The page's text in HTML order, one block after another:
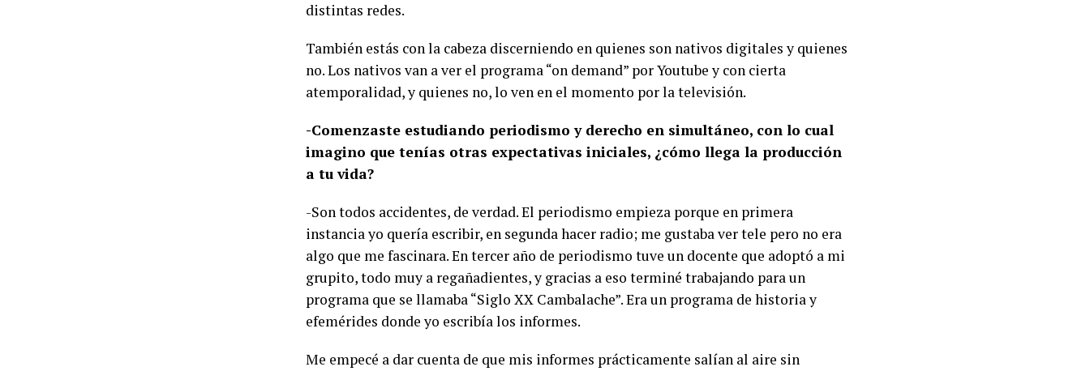
distintas redes.
También estás con la cabeza discerniendo en quienes son nativos digitales y quienes
no. Los nativos van a ver el programa “on demand” por Youtube y con cierta
atemporalidad, y quienes no, lo ven en el momento por la televisión.
-Comenzaste estudiando periodismo y derecho en simultáneo, con lo cual
imagino que tenías otras expectativas iniciales, ¿cómo llega la producción
a tu vida?
-Son todos accidentes, de verdad. El periodismo empieza porque en primera
instancia yo quería escribir, en segunda hacer radio; me gustaba ver tele pero no era
algo que me fascinara. En tercer año de periodismo tuve un docente que adoptó a mi
grupito, todo muy a regañadientes, y gracias a eso terminé trabajando para un
programa que se llamaba “Siglo XX Cambalache”. Era un programa de historia y
efemérides donde yo escribía los informes.
Me empecé a dar cuenta de que mis informes prácticamente salían al aire sin